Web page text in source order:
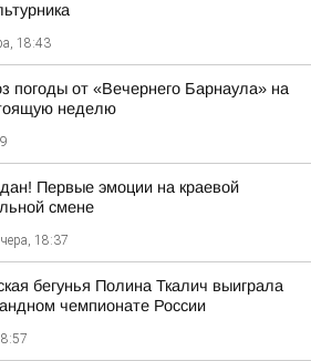
18:43
погоды от «Вечернего Барнаула» на
неделю
Первые эмоции на краевой
смене
18:37
бегунья Полина Ткалич выиграла
чемпионате России